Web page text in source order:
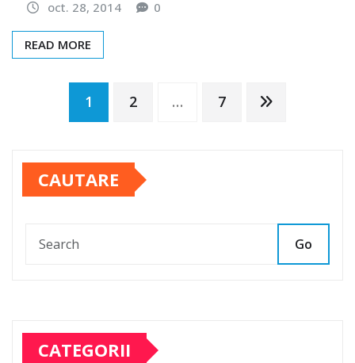
oct. 28, 2014 0
READ MORE
Paginație
articole
1 2 … 7
CAUTARE
Go
CATEGORII